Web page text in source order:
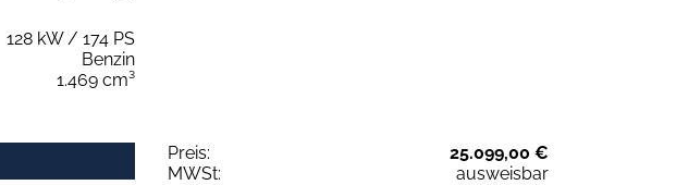
128 kW / 174 PS
Benzin
1.469 cm³
Preis:
25.099,00 €
MWSt:
ausweisbar